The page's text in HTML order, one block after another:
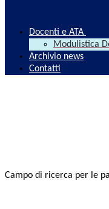
Docenti e ATA
Modulistica
Archivio news
Contatti
Campo di ricerca per le